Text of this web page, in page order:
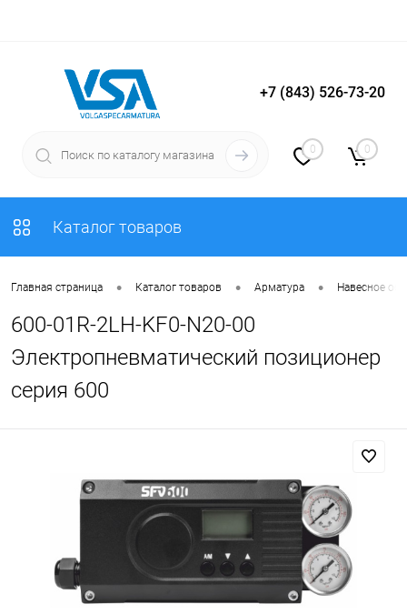
Вход Регистрация
+7 (843) 526-73-20
0 0
Каталог товаров
Главная страница • Каталог товаров • Арматура • Навесное
600-01R-2LH-KF0-N20-00
Электропневматический позиционер
серия 600